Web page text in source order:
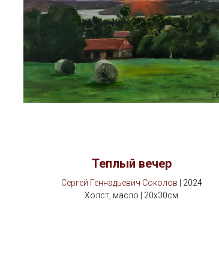
Теплый вечер
Сергей Геннадьевич Соколов | 2024
Холст, масло | 20х30см